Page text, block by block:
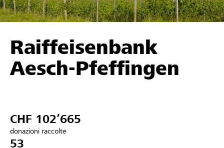
Sostenere
Aiuto & supporto
Trova progetti e organizzazioni
Raiffeisenbank
Aesch-Pfeffingen
CHF 102’665
donazioni raccolte
53